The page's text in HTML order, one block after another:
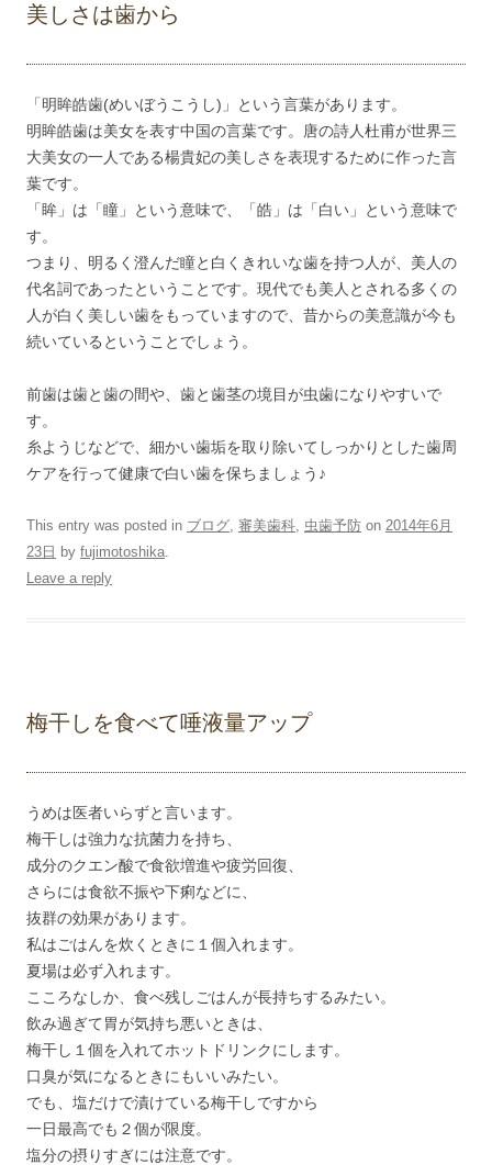
美しさは歯から
「明眸皓歯(めいぼうこうし)」という言葉があります。
明眸皓歯は美女を表す中国の言葉です。唐の詩人杜甫が世界三
大美女の一人である楊貴妃の美しさを表現するために作った言
葉です。
「眸」は「瞳」という意味で、「皓」は「白い」という意味で
す。
つまり、明るく澄んだ瞳と白くきれいな歯を持つ人が、美人の
代名詞であったということです。現代でも美人とされる多くの
人が白く美しい歯をもっていますので、昔からの美意識が今も
続いているということでしょう。
前歯は歯と歯の間や、歯と歯茎の境目が虫歯になりやすいで
す。
糸ようじなどで、細かい歯垢を取り除いてしっかりとした歯周
ケアを行って健康で白い歯を保ちましょう♪
This entry was posted in ブログ 審美歯科 虫歯予防 on 2014年6月
23日 by fujimotoshika
Leave a reply
梅干しを食べて唾液量アップ
うめは医者いらずと言います。
梅干しは強力な抗菌力を持ち、
成分のクエン酸で食欲増進や疲労回復、
さらには食欲不振や下痢などに、
抜群の効果があります。
私はごはんを炊くときに１個入れます。
夏場は必ず入れます。
こころなしか、食べ残しごはんが長持ちするみたい。
飲み過ぎて胃が気持ち悪いときは、
梅干し１個を入れてホットドリンクにします。
口臭が気になるときにもいいみたい。
でも、塩だけで漬けている梅干しですから
一日最高でも２個が限度。
塩分の摂りすぎには注意です。